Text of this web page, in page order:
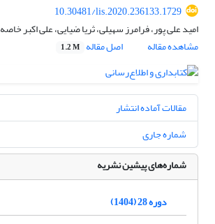
10.30481/lis.2020.236133.1729
امید علی پور، فرامرز سهیلی، ثریا ضیایی، علی اکبر خاصه
مشاهده مقاله
اصل مقاله 1.2 M
مقالات آماده انتشار
شماره جاری
شماره‌های پیشین نشریه
دوره 28 (1404)